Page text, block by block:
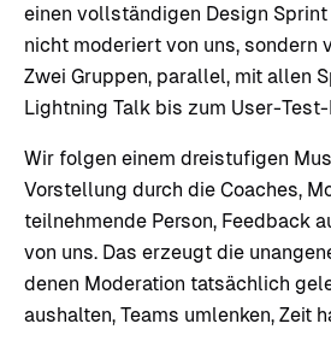
einen vollständigen Design
nicht moderiert von uns, sondern
Zwei Gruppen, parallel, mit allen
Lightning Talk bis zum User-Test-
Wir folgen einem dreistufigen
Vorstellung durch die Coaches,
teilnehmende Person, Feedback
von uns. Das erzeugt die
denen Moderation tatsächlich
aushalten, Teams umlenken, Zeit